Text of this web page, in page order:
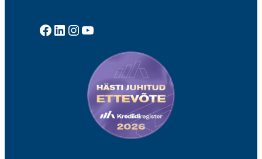
Facebook LinkedIn Instagram YouTube